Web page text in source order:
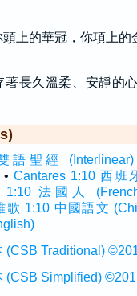
上的華冠，你項上的
著長久溫柔、安靜的
語聖經 (Interlinear)
•Cantares 1:10 西班
1:10 法國人
歌 1:10 中國語文
(CSB Traditional)
(CSB Simplified)